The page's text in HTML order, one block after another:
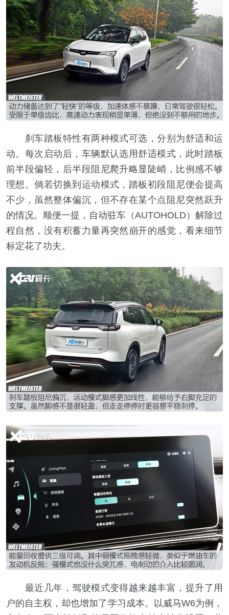
刹车踏板特性有两种模式可选，分别为舒适和运
动。每次启动后，车辆默认选用舒适模式，此时踏板
前半段偏轻，后半段阻尼爬升略显陡峭，比例感不够
理想。倘若切换到运动模式，踏板初段阻尼便会提高
不少，虽然整体偏沉，但不存在某个点阻尼突然跃升
的情况。顺便一提，自动驻车（AUTOHOLD）解除过
程自然，没有积蓄力量再突然崩开的感觉，看来细节
标定花了功夫。
最近几年，驾驶模式变得越来越丰富，提升了用
户的自主权，却也增加了学习成本。以威马W6为例，